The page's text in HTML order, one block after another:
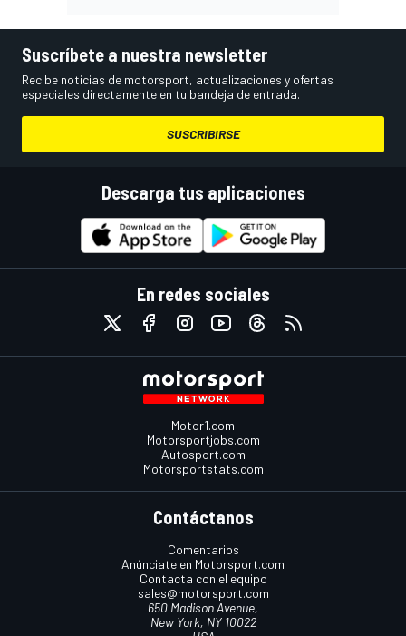
Suscríbete a nuestra newsletter
Recibe noticias de motorsport, actualizaciones y ofertas
especiales directamente en tu bandeja de entrada.
SUSCRIBIRSE
Descarga tus aplicaciones
En redes sociales
Motor1.com
Motorsportjobs.com
Autosport.com
Motorsportstats.com
Contáctanos
Comentarios
Anúnciate en Motorsport.com
Contacta con el equipo
sales@motorsport.com
650 Madison Avenue,
New York, NY 10022